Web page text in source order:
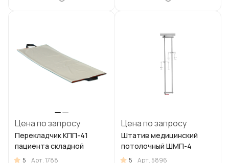
Цена по запросу
Перекладчик КПП-41
пациента складной
5 Арт.1788
Цена по запросу
Штатив медицинский
потолочный ШМП-4
5 Арт. 5896